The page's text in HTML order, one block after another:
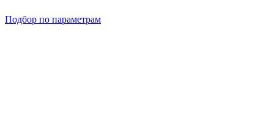
Подбор по параметрам